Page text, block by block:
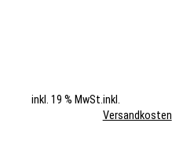
inkl. 19 % MwSt.inkl.
Versandkosten